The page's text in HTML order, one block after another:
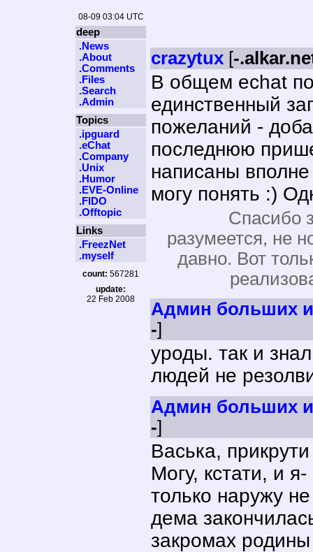
08-09 03:04 UTC
deep
.News
.About
.Comments
.Files
.Search
.Admin
Topics
.ipguard
.eChat
.Company
.Unix
.Humor
.EVE-Online
.FIDO
.Offtopic
Links
.FreezNet
.myself
count: 567281
update:
22 Feb 2008
crazytux [-
В общем echat
единственный
пожеланий -
последнюю
написаны
могу понять :)
Спасибо
разумеется, не
давно. Вот
Админ больших
-]
уроды. так и
людей не
Админ больших
-]
Васька,
Могу, кстати, и
только наружу
дема
закромах